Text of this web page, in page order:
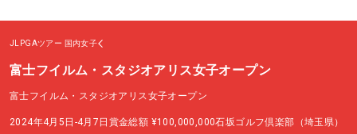
JLPGAツアー 国内女子
富士フイルム・スタジオアリス女子オープン
富士フイルム・スタジオアリス女子オープン
2024年4月5日-4月7日 賞金総額 ¥100,000,000石坂ゴルフ倶楽部（埼玉県）